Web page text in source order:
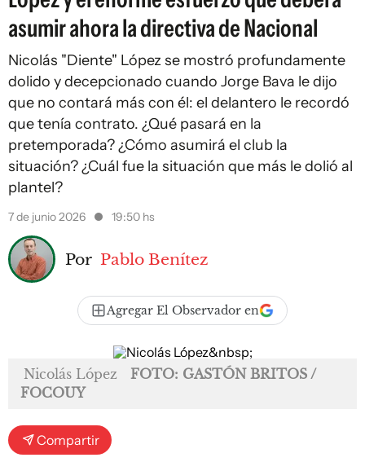
asumir ahora la directiva de Nacional
Nicolás "Diente" López se mostró profundamente
dolido y decepcionado cuando Jorge Bava le dijo
que no contará más con él: el delantero le recordó
que tenía contrato. ¿Qué pasará en la
pretemporada? ¿Cómo asumirá el club la
situación? ¿Cuál fue la situación que más le dolió al
plantel?
7 de junio 2026 19:50 hs
Por Pablo Benítez
Agregar El Observador en
Nicolás López
FOTO: GASTÓN BRITOS /
FOCOUY
Compartir